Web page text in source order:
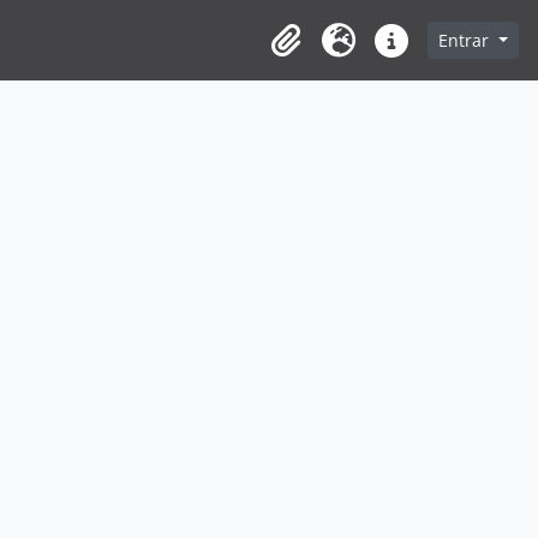
Clipboard
Idioma Ligações rápidas
Entrar